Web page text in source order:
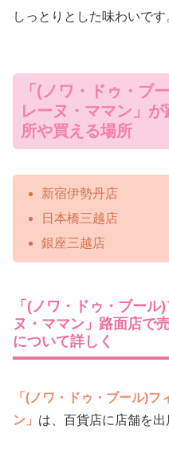
しっとりとした味わいです
「(ノワ・ドゥ・ブ
レーヌ・ママン」
所や買える場所
新宿伊勢丹店
日本橋三越店
銀座三越店
「(ノワ・ドゥ・ブー
ヌ・ママン」路面店で
について詳しく
「(ノワ・ドゥ・ブール)
ン」 は、百貨店に店舗を出